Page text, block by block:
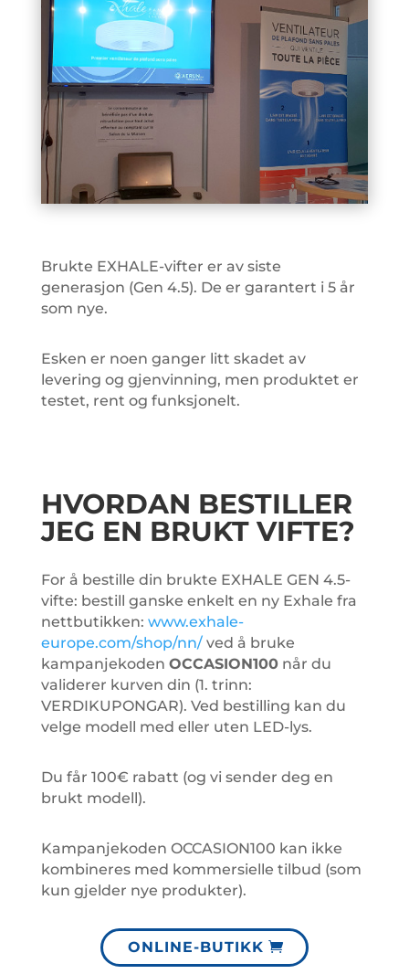
Brukte EXHALE-vifter er av siste
generasjon (Gen 4.5). De er garantert i 5 år
som nye.
Esken er noen ganger litt skadet av
levering og gjenvinning, men produktet er
testet, rent og funksjonelt.
HVORDAN BESTILLER
JEG EN BRUKT VIFTE?
For å bestille din brukte EXHALE GEN 4.5-
vifte: bestill ganske enkelt en ny Exhale fra
nettbutikken: www.exhale-
europe.com/shop/nn/ved å bruke
kampanjekoden OCCASION100når du
validerer kurven din (1. trinn:
VERDIKUPONGAR). Ved bestilling kan du
velge modell med eller uten LED-lys.
Du får 100€ rabatt (og vi sender deg en
brukt modell).
Kampanjekoden OCCASION100 kan ikke
kombineres med kommersielle tilbud (som
kun gjelder nye produkter).
ONLINE-BUTIKK